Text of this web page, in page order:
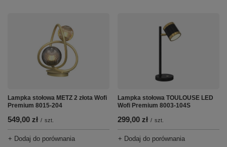
Lampka stołowa METZ 2 złota Wofi
Premium 8015-204
549,00 zł / szt.
+ Dodaj do porównania
Lampka stołowa TOULOUSE LED
Wofi Premium 8003-104S
299,00 zł / szt.
+ Dodaj do porównania